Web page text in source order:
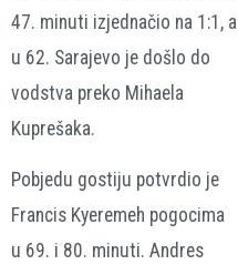
47. minuti izjednačio na 1:1, a
u 62. Sarajevo je došlo do
vodstva preko Mihaela
Kuprešaka.
Pobjedu gostiju potvrdio je
Francis Kyeremeh pogocima
u 69. i 80. minuti. Andres